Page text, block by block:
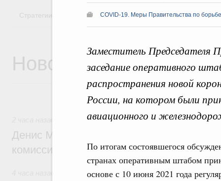
COVID-19. Меры Правительства по
Заместитель Председателя
заседание оперативного
распространения новой
России, на котором были
авиационного и
По итогам состоявшегося
странах оперативным штабом
основе с 10 июня 2021 года
Стратегии Государственные программы
Новости
Общие вопросы промышленной политики
Денис Мантуров провёл заседание
комиссии по промышленности
Регулирование в сфере строительства